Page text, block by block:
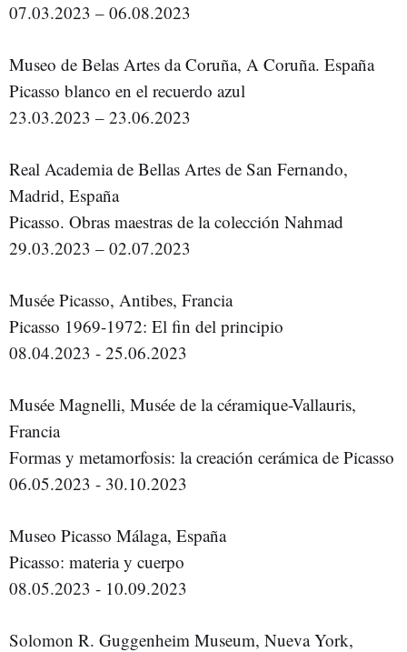
07.03.2023 – 06.08.2023
Museo de Belas Artes da Coruña, A Coruña. España
Picasso blanco en el recuerdo azul
23.03.2023 – 23.06.2023
Real Academia de Bellas Artes de San Fernando,
Madrid, España
Picasso. Obras maestras de la colección Nahmad
29.03.2023 – 02.07.2023
Musée Picasso, Antibes, Francia
Picasso 1969-1972: El fin del principio
08.04.2023 - 25.06.2023
Musée Magnelli, Musée de la céramique-Vallauris,
Francia
Formas y metamorfosis: la creación cerámica de Picasso
06.05.2023 - 30.10.2023
Museo Picasso Málaga, España
Picasso: materia y cuerpo
08.05.2023 - 10.09.2023
Solomon R. Guggenheim Museum, Nueva York,